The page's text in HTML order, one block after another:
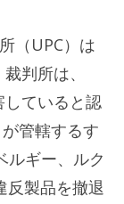
（UPC）は
判所は、
ていると認
管轄するす
ルギー、ルク
反製品を撤退